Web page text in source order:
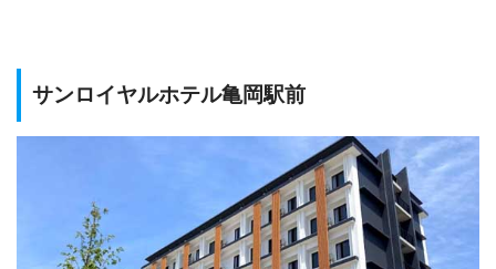
サンロイヤルホテル亀岡駅前